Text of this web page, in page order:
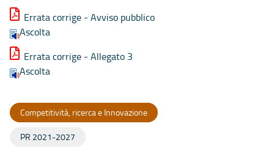
Errata corrige - Avviso pubblico
Ascolta
Errata corrige - Allegato 3
Ascolta
Competitività, ricerca e Innovazione
PR 2021-2027